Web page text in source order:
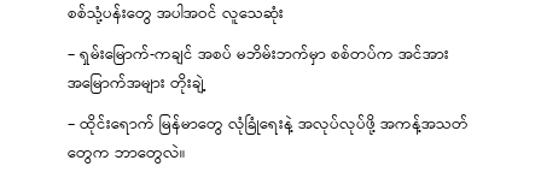
စစ်သုံ့ပန်းတွေ အပါအဝင် လူသေဆုံး
– ရှမ်းမြောက်-ကချင် အစပ် မဘိမ်းဘက်မှာ စစ်တပ်က အင်အား
အမြောက်အများ တိုးချဲ့
– ထိုင်းရောက် မြန်မာတွေ လုံခြုံရေးနဲ့ အလုပ်လုပ်ဖို့ အကန့်အသတ်
တွေက ဘာတွေလဲ။